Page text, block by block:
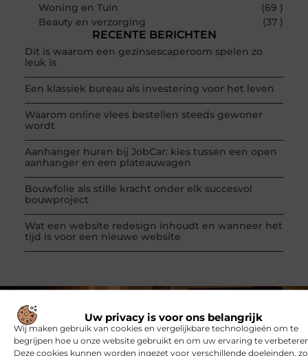
Uw privacy is voor ons belangrijk
Wij maken gebruik van cookies en vergelijkbare technologieën om te
begrijpen hoe u onze website gebruikt en om uw ervaring te
Deze cookies kunnen worden ingezet voor verschillende doeleinden,
Woning en Tuin
(69 )
Beauty en verzorging
(37 )
RECENTE BERICHTEN
Dit is waarom een gezinsescaperoom spelen zo
leuk is
Een klassiek bureau als investering voor het leven
Waarom online vlees bestellen steeds gewoner
wordt
Aanhanger huren bij JobCar: kies tussen een open
aanhanger en een plateauwagen
Bouwfolie als stille kracht onder elk succesvol
bouwproject
Wat een website redesign inhoudt en wanneer het
tijd is voor een nieuwe website
VORIGE
Hier moet je op letten bij een verlaagd plafond
VOLGENDE
Silent disco voor het voorkomen van eenzaamheid van ouderen!